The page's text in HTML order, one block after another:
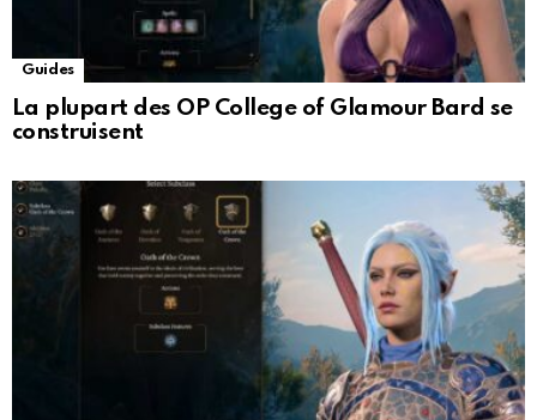
Guides
La plupart des OP College of Glamour Bard se
construisent